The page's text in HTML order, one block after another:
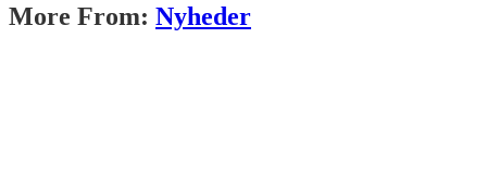
More From: Nyheder